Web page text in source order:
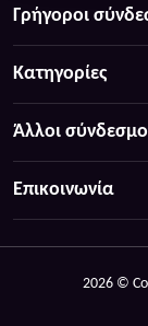
Γρήγοροι
Κατηγορίες
Άλλοι
Επικοινωνία
2026 ©